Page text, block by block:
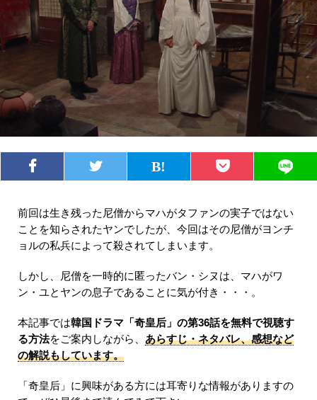
前回は生き残った尼僧からマハがタファンの実子ではない
ことを知らされたヤンでしたが、今回はその尼僧がヨンチ
ョルの私兵によって殺されてしまいます。
しかし、尼僧を一時的に匿ったバン・シヌは、マハがワ
ン・ユとヤンの息子であることに気が付き・・・。
本記事では韓国ドラマ「奇皇后」の第36話を無料で視聴す
る方法をご案内しながら、 あらすじ・ネタバレ、感想など
の解説もしています。
「奇皇后」に興味がある方には耳寄りな情報がありますの